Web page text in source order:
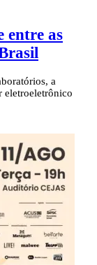
entre as
a
eletroeletrônico